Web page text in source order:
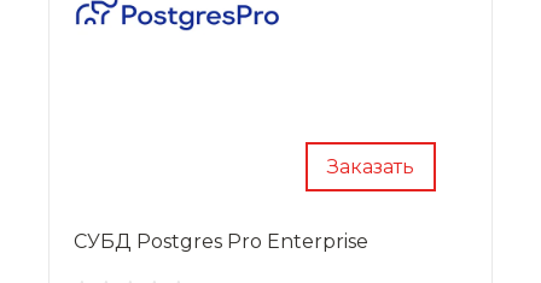
Заказать
СУБД Postgres Pro Enterprise